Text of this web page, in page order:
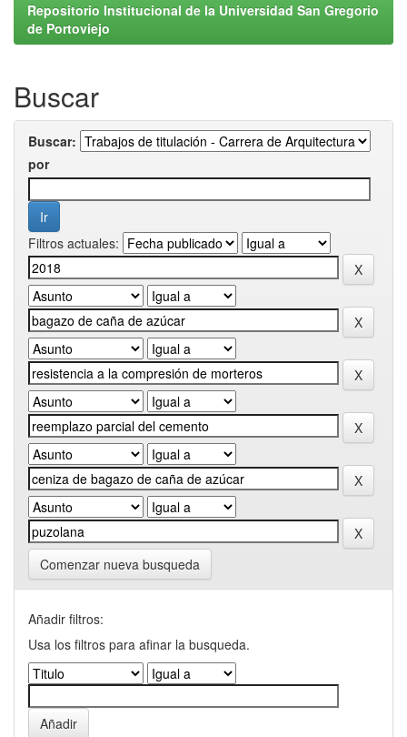
Repositorio Institucional de la Universidad San Gregorio
de Portoviejo
Buscar
Buscar:
por
Filtros actuales:
Comenzar nueva busqueda
Añadir filtros:
Usa los filtros para afinar la busqueda.